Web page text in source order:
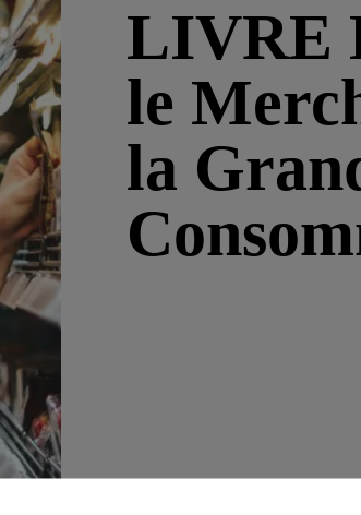
LIVRE
le
la